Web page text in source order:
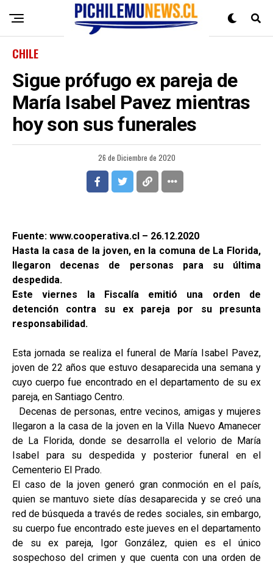
CHILE
Sigue prófugo ex pareja de
María Isabel Pavez mientras
hoy son sus funerales
26 de Diciembre de 2020
Fuente: www.cooperativa.cl – 26.12.2020
Hasta la casa de la joven, en la comuna de La Florida,
llegaron decenas de personas para su última
despedida.
Este viernes la Fiscalía emitió una orden de
detención contra su ex pareja por su presunta
responsabilidad.
Esta jornada se realiza el funeral de María Isabel Pavez,
joven de 22 años que estuvo desaparecida una semana y
cuyo cuerpo fue encontrado en el departamento de su ex
pareja, en Santiago Centro.
Decenas de personas, entre vecinos, amigas y mujeres
llegaron a la casa de la joven en la Villa Nuevo Amanecer
de La Florida, donde se desarrolla el velorio de María
Isabel para su despedida y posterior funeral en el
Cementerio El Prado.
El caso de la joven generó gran conmoción en el país,
quien se mantuvo siete días desaparecida y se creó una
red de búsqueda a través de redes sociales, sin embargo,
su cuerpo fue encontrado este jueves en el departamento
de su ex pareja, Igor González, quien es el único
sospechoso del crimen y que cuenta con una orden de